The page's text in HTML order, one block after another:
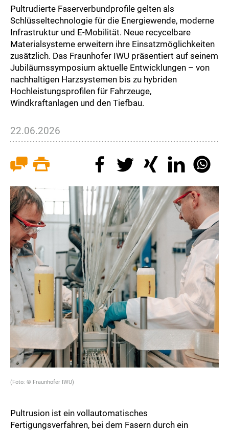
Pultrudierte Faserverbundprofile gelten als
Schlüsseltechnologie für die Energiewende, moderne
Infrastruktur und E-Mobilität. Neue recycelbare
Materialsysteme erweitern ihre Einsatzmöglichkeiten
zusätzlich. Das Fraunhofer IWU präsentiert auf seinem
Jubiläumssymposium aktuelle Entwicklungen – von
nachhaltigen Harzsystemen bis zu hybriden
Hochleistungsprofilen für Fahrzeuge,
Windkraftanlagen und den Tiefbau.
22.06.2026
(Foto: © Fraunhofer IWU)
Pultrusion ist ein vollautomatisches
Fertigungsverfahren, bei dem Fasern durch ein